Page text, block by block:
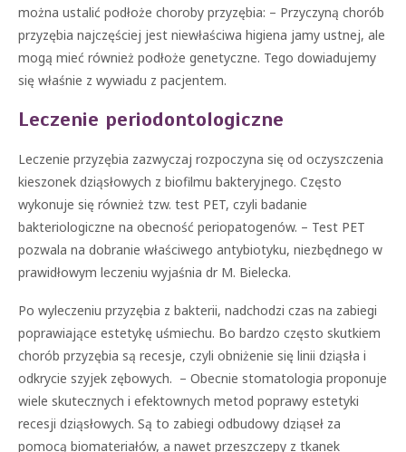
można ustalić podłoże choroby przyzębia: – Przyczyną chorób
przyzębia najczęściej jest niewłaściwa higiena jamy ustnej, ale
mogą mieć również podłoże genetyczne. Tego dowiadujemy
się właśnie z wywiadu z pacjentem.
Leczenie periodontologiczne
Leczenie przyzębia zazwyczaj rozpoczyna się od oczyszczenia
kieszonek dziąsłowych z biofilmu bakteryjnego. Często
wykonuje się również tzw. test PET, czyli badanie
bakteriologiczne na obecność periopatogenów. – Test PET
pozwala na dobranie właściwego antybiotyku, niezbędnego w
prawidłowym leczeniu wyjaśnia dr M. Bielecka.
Po wyleczeniu przyzębia z bakterii, nadchodzi czas na zabiegi
poprawiające estetykę uśmiechu. Bo bardzo często skutkiem
chorób przyzębia są recesje, czyli obniżenie się linii dziąsła i
odkrycie szyjek zębowych. – Obecnie stomatologia proponuje
wiele skutecznych i efektownych metod poprawy estetyki
recesji dziąsłowych. Są to zabiegi odbudowy dziąseł za
pomocą biomateriałów, a nawet przeszczepy z tkanek